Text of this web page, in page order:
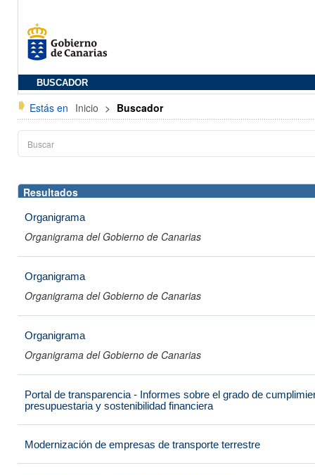
BUSCADOR
Estás en Inicio > Buscador
Resultados
Organigrama
Organigrama del Gobierno de Canarias
Organigrama
Organigrama del Gobierno de Canarias
Organigrama
Organigrama del Gobierno de Canarias
Portal de transparencia - Informes sobre el grado de
presupuestaria y sostenibilidad financiera
Modernización de empresas de transporte terrestre